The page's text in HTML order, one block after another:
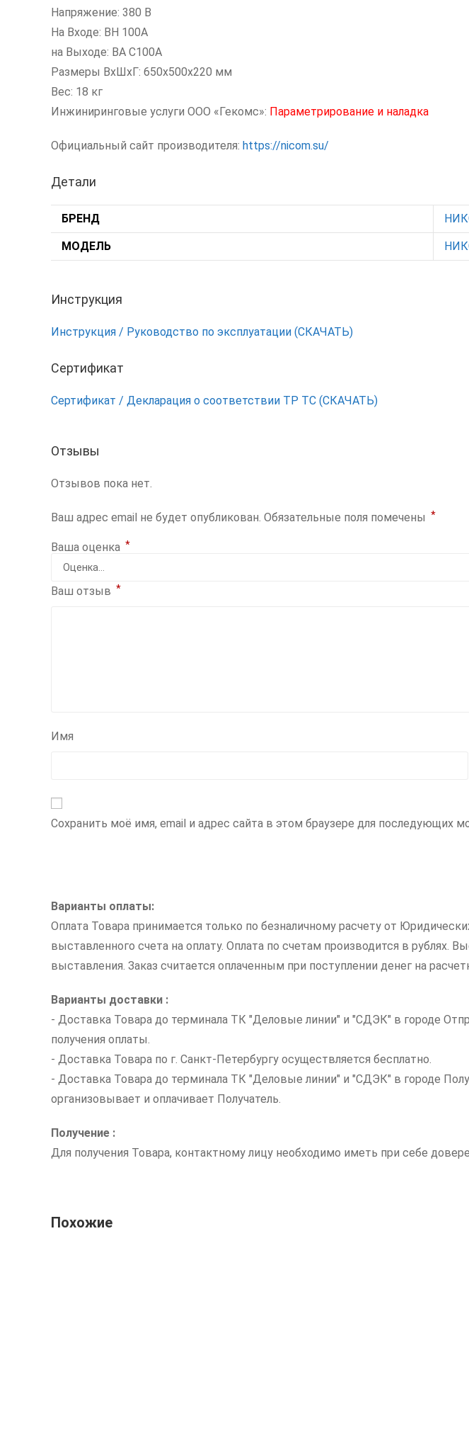
Напряжение: 380 В
На Входе: ВН 100А
на Выходе: ВА С100А
Размеры ВxШxГ: 650х500х220 мм
Вес: 18 кг
Инжиниринговые услуги ООО «Гекомс»: Параметрирование и наладка
Официальный сайт производителя: https://nicom.su/
Детали
БРЕНД
МОДЕЛЬ
Инструкция
Инструкция / Руководство по эксплуатации (СКАЧАТЬ)
Сертификат
Сертификат / Декларация о соответствии ТР ТС (СКАЧАТЬ)
Отзывы
Отзывов пока нет.
Ваш адрес email не будет опубликован. Обязательные поля помечены *
Ваша оценка *
Ваш отзыв *
Имя
Сохранить моё имя, email и адрес сайта в этом браузере для последующих
Варианты оплаты:
Оплата Товара принимается только по безналичному расчету от
выставленного счета на оплату. Оплата по счетам производится в
выставления. Заказ считается оплаченным при поступлении денег на
Варианты доставки :
- Доставка Товара до терминала ТК "Деловые линии" и "СДЭК" в городе
получения оплаты.
- Доставка Товара по г. Санкт-Петербургу осуществляется бесплатно.
- Доставка Товара до терминала ТК "Деловые линии" и "СДЭК" в городе
организовывает и оплачивает Получатель.
Получение :
Для получения Товара, контактному лицу необходимо иметь при себе
Похожие